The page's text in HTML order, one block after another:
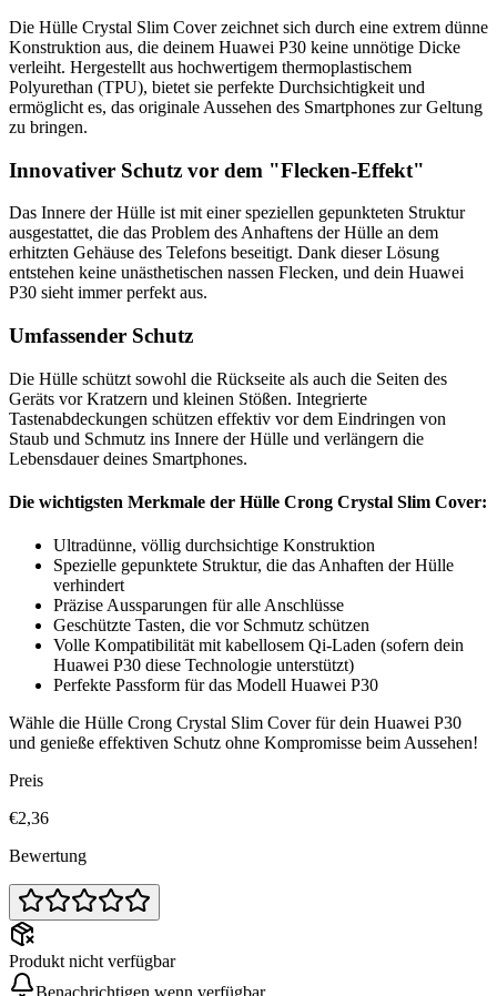
Die Hülle Crystal Slim Cover zeichnet sich durch eine extrem dünne
Konstruktion aus, die deinem Huawei P30 keine unnötige Dicke
verleiht. Hergestellt aus hochwertigem thermoplastischem
Polyurethan (TPU), bietet sie perfekte Durchsichtigkeit und
ermöglicht es, das originale Aussehen des Smartphones zur Geltung
zu bringen.
Innovativer Schutz vor dem "Flecken-Effekt"
Das Innere der Hülle ist mit einer speziellen gepunkteten Struktur
ausgestattet, die das Problem des Anhaftens der Hülle an dem
erhitzten Gehäuse des Telefons beseitigt. Dank dieser Lösung
entstehen keine unästhetischen nassen Flecken, und dein Huawei
P30 sieht immer perfekt aus.
Umfassender Schutz
Die Hülle schützt sowohl die Rückseite als auch die Seiten des
Geräts vor Kratzern und kleinen Stößen. Integrierte
Tastenabdeckungen schützen effektiv vor dem Eindringen von
Staub und Schmutz ins Innere der Hülle und verlängern die
Lebensdauer deines Smartphones.
Die wichtigsten Merkmale der Hülle Crong Crystal Slim Cover:
Ultradünne, völlig durchsichtige Konstruktion
Spezielle gepunktete Struktur, die das Anhaften der Hülle
verhindert
Präzise Aussparungen für alle Anschlüsse
Geschützte Tasten, die vor Schmutz schützen
Volle Kompatibilität mit kabellosem Qi-Laden (sofern dein
Huawei P30 diese Technologie unterstützt)
Perfekte Passform für das Modell Huawei P30
Wähle die Hülle Crong Crystal Slim Cover für dein Huawei P30
und genieße effektiven Schutz ohne Kompromisse beim Aussehen!
Preis
€2,36
Bewertung
Produkt nicht verfügbar